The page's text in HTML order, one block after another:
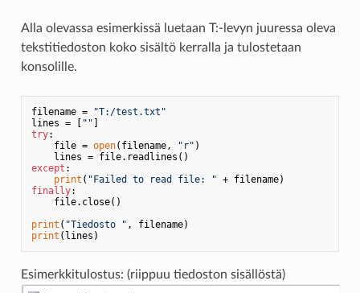
Alla olevassa esimerkissä luetaan T:-levyn juuressa oleva
tekstitiedoston koko sisältö kerralla ja tulostetaan
konsolille.
filename =
"T:/test.txt"
lines = [ ""
try:
    file =
open(filename, "r" )
except :
print ( "Failed to read file: "
finally:
    file.close()
print ( "Tiedosto "
print
Esimerkkitulostus: (riippuu tiedoston sisällöstä)